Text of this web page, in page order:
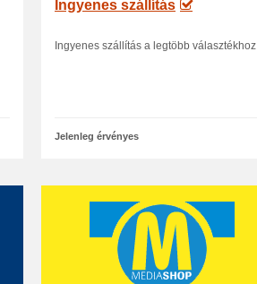
Ingyenes szállítás
Ingyenes szállítás a legtöbb választékhoz
Jelenleg érvényes